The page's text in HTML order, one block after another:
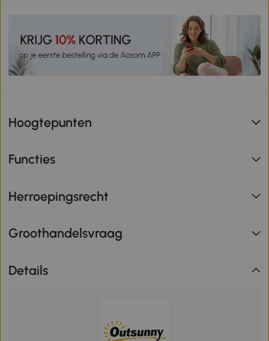
Hoogtepunten
Functies
Herroepingsrecht
Groothandelsvraag
Details